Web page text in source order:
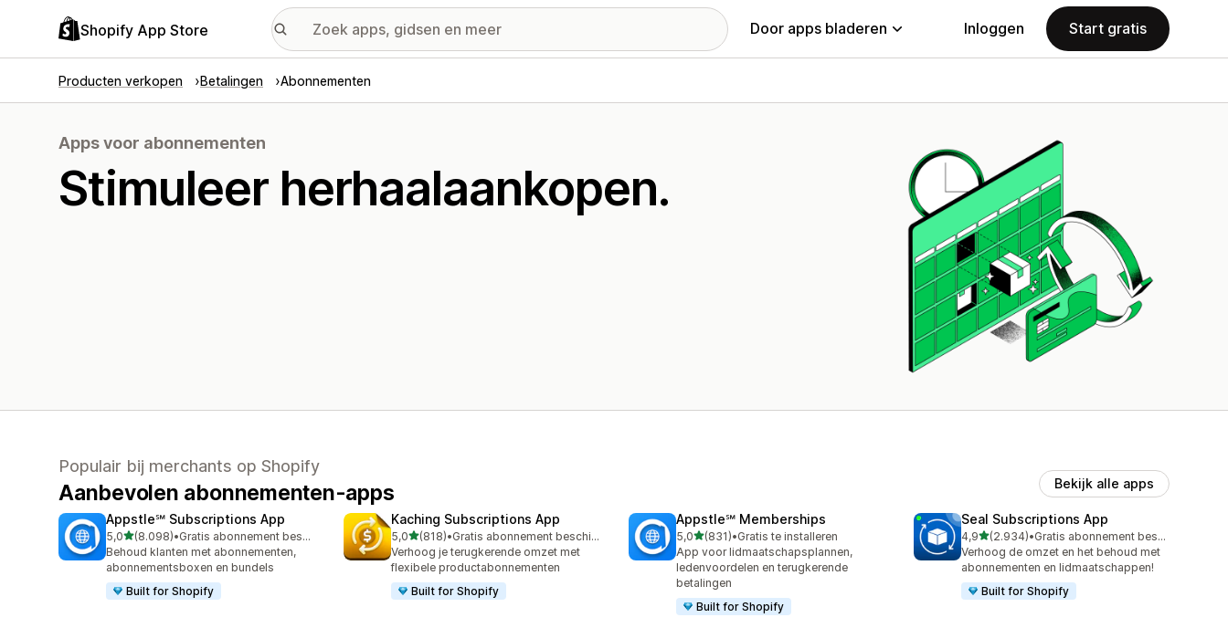
Shopify App Store Door apps bladeren Inloggen Start gratis
Producten verkopen Betalingen Abonnementen
Apps voor abonnementen
Stimuleer herhaalaankopen.
Populair bij merchants op Shopify
Aanbevolen abonnementen-apps Bekijk alle apps
Appstle℠ Subscriptions App
5,0van 5 sterren
(8.098)
8098 recensies in totaal
•
Gratis abonnement beschikbaar
Behoud klanten met abonnementen,
abonnementsboxen en bundels
Built for Shopify
Kaching Subscriptions App
5,0van 5 sterren
(818)
818 recensies in totaal
•
Gratis abonnement beschikbaar
Verhoog je terugkerende omzet met
flexibele productabonnementen
Built for Shopify
Appstle℠ Memberships
5,0van 5 sterren
(831)
831 recensies in totaal
•Gratis te installeren
App voor lidmaatschapsplannen,
ledenvoordelen en terugkerende
betalingen
Built for Shopify
Seal Subscriptions App
4,9van 5 sterren
(2.934)
2934 recensies in totaal
•
Gratis abonnement beschikbaar
Verhoog de omzet en het behoud met
abonnementen en lidmaatschappen!
Built for Shopify